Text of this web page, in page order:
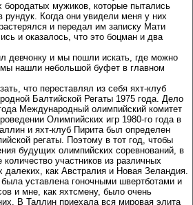
бородатых мужиков, которые пытались
рундук. Когда они увидели меня у них
и передал им записку Мати
и оказалось, что это боцман и два
девчонку и мы пошли искать, где можно
нашли небольшой буфет в главном
что переставлял из себя яхт-клуб
Балтийской Регаты 1975 года. Дело
Международный олимпийский комитет
Олимпийских игр 1980-го года в
и яхт-клуб Пирита был определен
регаты. Поэтому в тот год, чтобы
будущих олимпийских соревнований, в
участников из различных
далеких, как Австралия и Новая Зеландия.
уставлена гоночными швертботами и
и мне, как яхтсмену, было очень
В Таллин приехала вся мировая элита